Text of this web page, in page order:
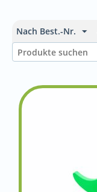
Nach Best.-Nr.